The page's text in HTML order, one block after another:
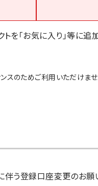
を「お気に入り」等に追
のためご利用いただけませ
伴う登録口座変更のお